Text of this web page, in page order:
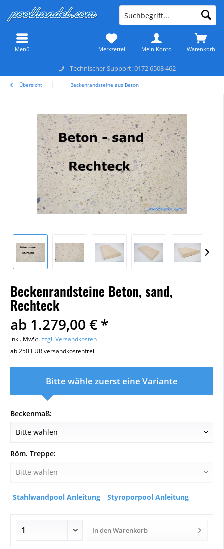
Technischer Support: 0172 6508 462
Menü Warenkorb
Merkzettel Mein Konto
Übersicht Beckenrandsteine aus Beton
Beckenrandsteine Beton, sand,
Rechteck
ab 1.279,00 € *
inkl. MwSt.zzgl. Versandkosten
ab 250 EUR versandkostenfrei
Bitte wähle zuerst eine Variante
Beckenmaß:
Röm. Treppe:
Stahlwandpool Anleitung Styroporpool Anleitung
In denWarenkorb